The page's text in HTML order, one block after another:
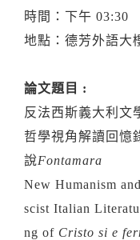
時間：下午 03:30
地點：德芳外語大
論文題目 :
反法西斯義大利文
哲學視角解讀回憶
說Fontamara
New Humanism
scist Italian
ng of Cristo si e